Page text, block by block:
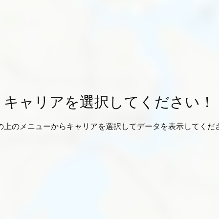
キャリアを選択してください！
上のメニューからキャリアを選択してデータを表示してくだ